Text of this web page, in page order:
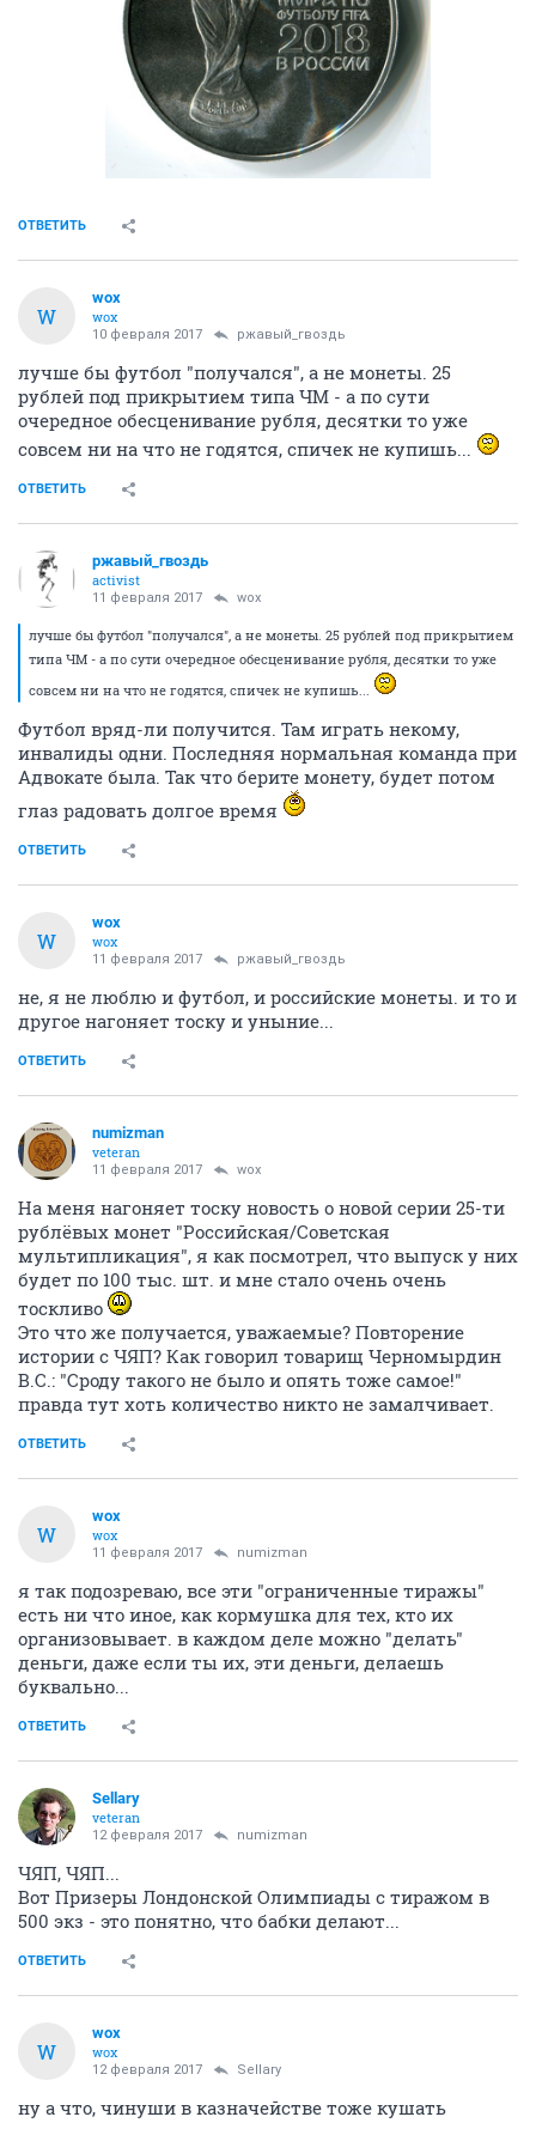
ОТВЕТИТЬ
W
wox
wox
10 февраля 2017 ржавый_гвоздь
лучше бы футбол "получался", а не монеты. 25
рублей под прикрытием типа ЧМ - а по сути
очередное обесценивание рубля, десятки то уже
совсем ни на что не годятся, спичек не купишь...
ОТВЕТИТЬ
ржавый_гвоздь
activist
11 февраля 2017 wox
лучше бы футбол "получался", а не монеты. 25 рублей под прикрытием
типа ЧМ - а по сути очередное обесценивание рубля, десятки то уже
совсем ни на что не годятся, спичек не купишь...
Футбол вряд-ли получится. Там играть некому,
инвалиды одни. Последняя нормальная команда при
Адвокате была. Так что берите монету, будет потом
глаз радовать долгое время
ОТВЕТИТЬ
W
wox
wox
11 февраля 2017 ржавый_гвоздь
не, я не люблю и футбол, и российские монеты. и то и
другое нагоняет тоску и уныние...
ОТВЕТИТЬ
numizman
veteran
11 февраля 2017 wox
На меня нагоняет тоску новость о новой серии 25-ти
рублёвых монет "Российская/Советская
мультипликация", я как посмотрел, что выпуск у них
будет по 100 тыс. шт. и мне стало очень очень
тоскливо
Это что же получается, уважаемые? Повторение
истории с ЧЯП? Как говорил товарищ Черномырдин
В.С.: "Сроду такого не было и опять тоже самое!"
правда тут хоть количество никто не замалчивает.
ОТВЕТИТЬ
W
wox
wox
11 февраля 2017 numizman
я так подозреваю, все эти "ограниченные тиражы"
есть ни что иное, как кормушка для тех, кто их
организовывает. в каждом деле можно "делать"
деньги, даже если ты их, эти деньги, делаешь
буквально...
ОТВЕТИТЬ
Sellary
veteran
12 февраля 2017 numizman
ЧЯП, ЧЯП...
Вот Призеры Лондонской Олимпиады с тиражом в
500 экз - это понятно, что бабки делают...
ОТВЕТИТЬ
W
wox
wox
12 февраля 2017 Sellary
ну а что, чинуши в казначействе тоже кушать